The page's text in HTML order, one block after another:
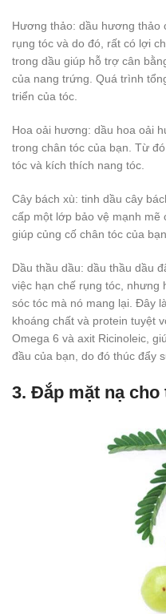
Hương thảo: dầu hương thảo
rụng tóc và do đó, rất có lợi
trong dầu giúp hỗ trợ cân
của nang trứng. Quá trình
triển của tóc.
Hoa oải hương: dầu hoa oải
trong chân tóc của bạn. Từ
tóc và kích thích nang tóc.
Cây bách xù: tinh dầu cây
cấp một lớp bảo vệ mạnh mẽ
giúp củng cố chân tóc của
Dầu thầu dầu: dầu thầu dầu
việc hạn chế rụng tóc, nhưng
sóc tóc mà nó mang lại. Đây
khoáng chất và protein tuyệt
Omega 6 và axit Ricinoleic,
đầu của bạn, do đó thúc đẩy
3. Đắp mặt nạ